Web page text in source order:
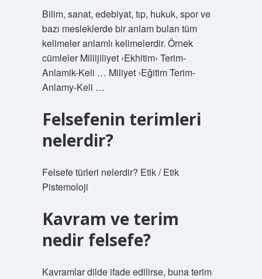
Bilim, sanat, edebiyat, tıp, hukuk, spor ve
bazı mesleklerde bir anlam bulan tüm
kelimeler anlamlı kelimelerdir. Örnek
cümleler Miliijiliyet ›Ekhitim› Terim-
Anlamik-Keli … Miliyet ›Eğitim Terim-
Anlamy-Keli …
Felsefenin terimleri
nelerdir?
Felsefe türleri nelerdir? Etik / Etik
Pistemoloji
Kavram ve terim
nedir felsefe?
Kavramlar dilde ifade edilirse, buna terim